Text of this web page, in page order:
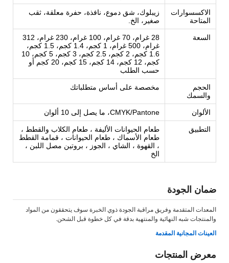
الاكسسوارات
المتاحة
زيبلوك، شق دموع، نافذة، حفرة معلقة، ثقب
صغير، الخ.
السعة
28 غرام، 70 غرام، 100 غرام، 230 غرام، 312
غرام، 500 غرام، 1 كجم، 1.4 كجم، 1.5 كجم،
1.6 كجم، 2 كجم، 2.5 كجم، 3 كجم، 5 كجم، 10
كجم، 12 كجم، 14 كجم، 15 كجم، 20 كجم أو
حسب الطلب
الحجم
والسمك
مخصصة على أساس متطلباتك
الألوان CMYK/Pantone، ما يصل إلى 10 ألوان
التطبيق
طعام الحيوانات الأليفة ، طعام الكلاب والقطط ،
طعام الأسماك ، طعام الحيوانات ، قمامة القطط
، القهوة ، الشاي ، الجوز ، بروتين مصل اللبن ،
الخ
ضمان الجودة
المعدات المتقدمة وفريق مراقبة الجودة ذوي الخبرة سوف يتحققون من المواد
والمنتجات شبه النهائية والمنتهية بدقة في كل خطوة قبل الشحن.
العينات المجانية المقدمة
معرض المنتجات